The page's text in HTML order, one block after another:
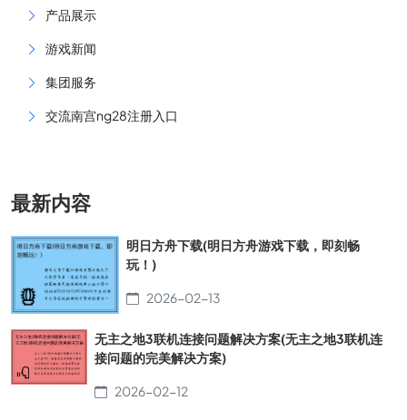
产品展示
游戏新闻
集团服务
交流南宫ng28注册入口
最新内容
明日方舟下载(明日方舟游戏下载，即刻畅
玩！)
2026-02-13
无主之地3联机连接问题解决方案(无主之地3联机连
接问题的完美解决方案)
2026-02-12